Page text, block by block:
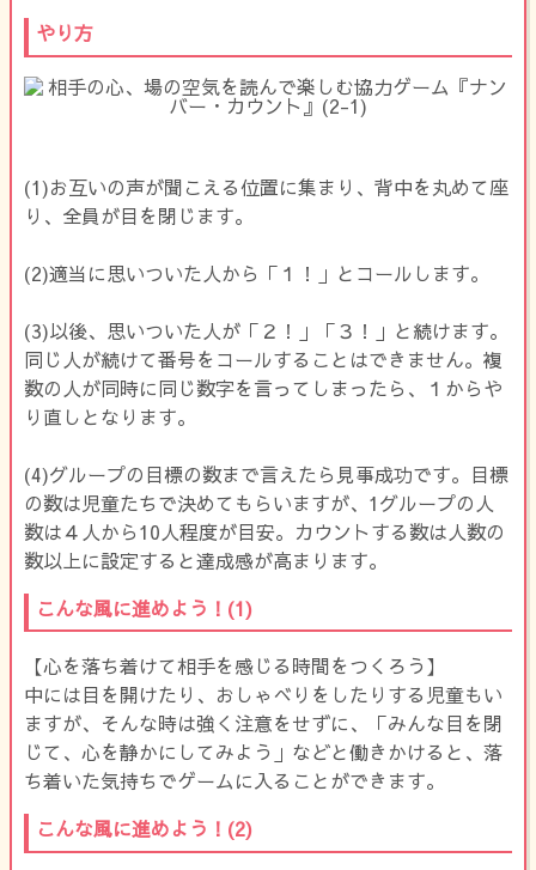
やり方
(1)お互いの声が聞こえる位置に集まり、背中を丸めて座
り、全員が目を閉じます。
(2)適当に思いついた人から「１！」とコールします。
(3)以後、思いついた人が「２！」「３！」と続けます。
同じ人が続けて番号をコールすることはできません。複
数の人が同時に同じ数字を言ってしまったら、１からや
り直しとなります。
(4)グループの目標の数まで言えたら見事成功です。目標
の数は児童たちで決めてもらいますが、1グループの人
数は４人から10人程度が目安。カウントする数は人数の
数以上に設定すると達成感が高まります。
こんな風に進めよう！(1)
【心を落ち着けて相手を感じる時間をつくろう】
中には目を開けたり、おしゃべりをしたりする児童もい
ますが、そんな時は強く注意をせずに、「みんな目を閉
じて、心を静かにしてみよう」などと働きかけると、落
ち着いた気持ちでゲームに入ることができます。
こんな風に進めよう！(2)